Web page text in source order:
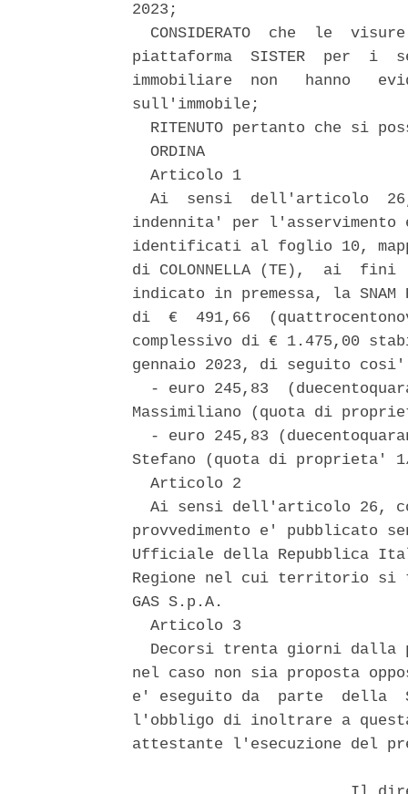
2023;
CONSIDERATO  che  le
piattaforma  SISTER  per
immobiliare  non   hanno
sull'immobile;
RITENUTO pertanto che si
  ORDINA
  Articolo 1
Ai  sensi  dell'articolo
indennita' per l'asservimento
identificati al foglio 10,
di COLONNELLA (TE),  ai
indicato in premessa, la
di  €  491,66
complessivo di € 1.475,00
gennaio 2023, di seguito
- euro 245,83
Massimiliano (quota di
- euro 245,83
Stefano (quota di proprieta' 1/
  Articolo 2
Ai sensi dell'articolo 26,
provvedimento e' pubblicato
Ufficiale della Repubblica
Regione nel cui territorio si
GAS S.p.A.
  Articolo 3
Decorsi trenta giorni dalla
nel caso non sia proposta
e' eseguito da  parte  della
l'obbligo di inoltrare a questa
attestante l'esecuzione del